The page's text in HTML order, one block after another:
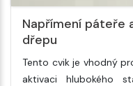
Napřímení páteře
dřepu
Tento cvik je vhodný
aktivaci hlubokého